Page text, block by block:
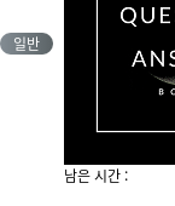
일반
남은 시간 :